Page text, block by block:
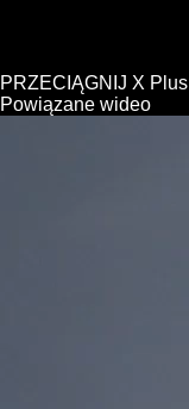
PRZECIĄGNIJ X Plus
Powiązane wideo